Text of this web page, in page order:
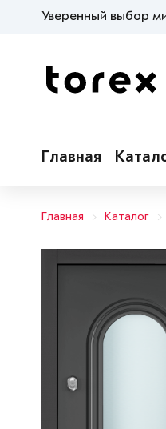
Уверенный выбор
Главная
Главная Каталог